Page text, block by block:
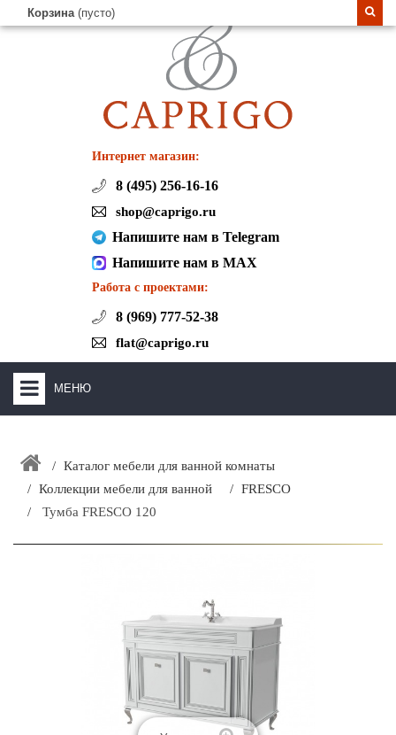
Корзина (пусто)
Интернет магазин:
8 (495) 256-16-16
shop@caprigo.ru
Напишите нам в Telegram
Напишите нам в MAX
Работа с проектами:
8 (969) 777-52-38
flat@caprigo.ru
МЕНЮ
ЗАКАЗАТЬ РАСЧЕТ КУХНИ CAPRIGO
+
Каталог мебели для ванной комнаты
Коллекции мебели для ванной
FRESCO
Тумба FRESCO 120